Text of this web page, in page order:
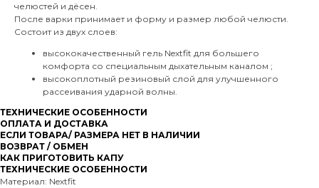
челюстей и дёсен.
После варки принимает и форму и размер любой челюсти.
Состоит из двух слоев:
высококачественный гель Nextfit для большего
комфорта со специальным дыхательным каналом ;
высокоплотный резиновый слой для улучшенного
рассеивания ударной волны.
ТЕХНИЧЕСКИЕ ОСОБЕННОСТИ
ОПЛАТА И ДОСТАВКА
ЕСЛИ ТОВАРА/ РАЗМЕРА НЕТ В НАЛИЧИИ
ВОЗВРАТ / ОБМЕН
КАК ПРИГОТОВИТЬ КАПУ
ТЕХНИЧЕСКИЕ ОСОБЕННОСТИ
Материал: Nextfit